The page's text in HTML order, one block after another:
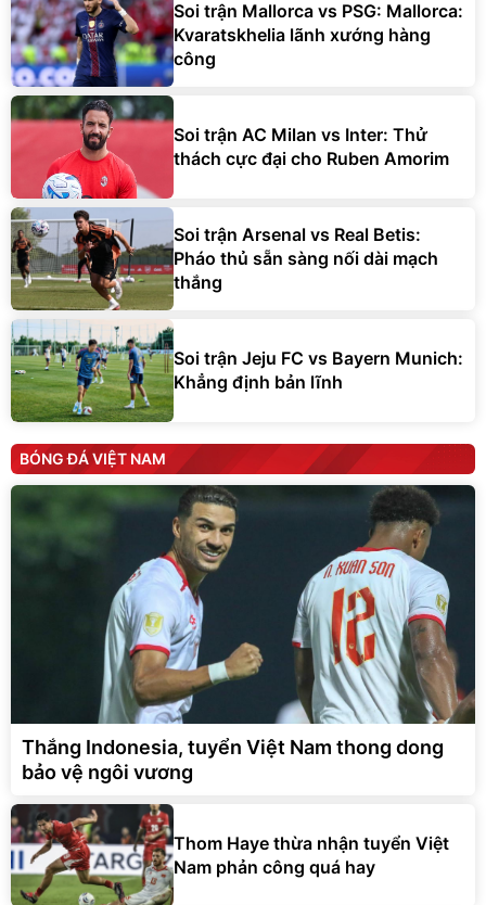
Soi trận Mallorca vs PSG: Mallorca:
Kvaratskhelia lãnh xướng hàng
công
Soi trận AC Milan vs Inter: Thử
thách cực đại cho Ruben Amorim
Soi trận Arsenal vs Real Betis:
Pháo thủ sẵn sàng nối dài mạch
thắng
Soi trận Jeju FC vs Bayern Munich:
Khẳng định bản lĩnh
BÓNG ĐÁ VIỆT NAM
Thắng Indonesia, tuyển Việt Nam thong dong
bảo vệ ngôi vương
Thom Haye thừa nhận tuyển Việt
Nam phản công quá hay